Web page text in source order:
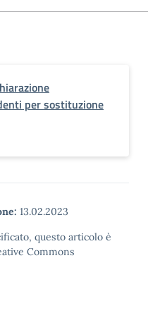
per sostituzione
13.02.2023
questo articolo è
Commons